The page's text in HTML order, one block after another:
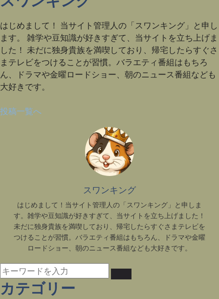
はじめまして！ 当サイト管理人の「スワンキング」と申し
ます。 雑学や豆知識が好きすぎて、当サイトを立ち上げま
した！ 未だに独身貴族を満喫しており、帰宅したらすぐさ
まテレビをつけることが習慣。バラエティ番組はもちろ
ん、ドラマや金曜ロードショー、朝のニュース番組なども
大好きです。
投稿一覧へ
スワンキング
はじめまして！当サイト管理人の「スワンキング」と申しま
す。雑学や豆知識が好きすぎて、当サイトを立ち上げました！
未だに独身貴族を満喫しており、帰宅したらすぐさまテレビを
つけることが習慣。バラエティ番組はもちろん、ドラマや金曜
ロードショー、朝のニュース番組なども大好きです。
カテゴリー